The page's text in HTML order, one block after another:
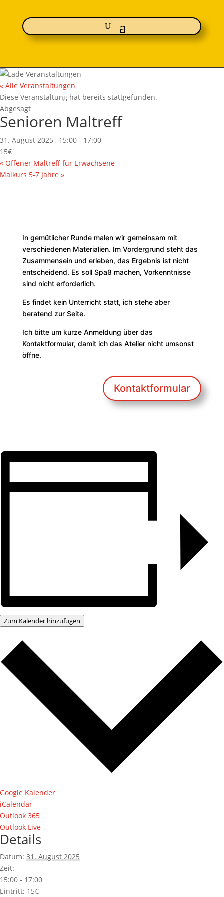
« Alle Veranstaltungen
Diese Veranstaltung hat bereits stattgefunden.
Abgesagt
Senioren Maltreff
31. August 2025 , 15:00 - 17:00
15€
« Offener Maltreff für Erwachsene
Malkurs 5-7 Jahre »
In gemütlicher Runde malen wir gemeinsam mit
verschiedenen Materialien. Im Vordergrund steht das
Zusammensein und erleben, das Ergebnis ist nicht
entscheidend. Es soll Spaß machen, Vorkenntnisse
sind nicht erforderlich.
Es findet kein Unterricht statt, ich stehe aber
beratend zur Seite.
Ich bitte um kurze Anmeldung über das
Kontaktformular, damit ich das Atelier nicht umsonst
öffne.
Kontaktformular
Zum Kalender hinzufügen
Google Kalender
iCalendar
Outlook 365
Outlook Live
Details
Datum: 31. August 2025
Zeit:
15:00 - 17:00
Eintritt: 15€